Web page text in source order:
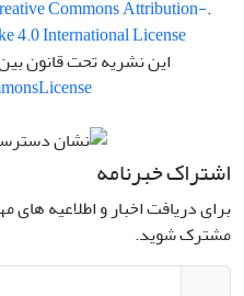
.This work is licensed under a
Commons Attribution-
4.0 International License
این نشریه تحت قانون
License
اشتراک خبرنامه
برای دریافت اخبار و اطلاعیه
مشترک شوید.